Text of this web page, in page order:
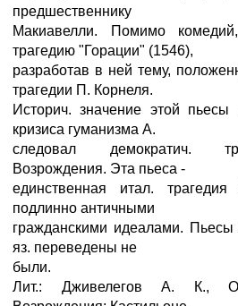
предшественнику
Макиавелли. Помимо
трагедию "Горации" (1546),
разработав в ней тему,
трагедии П. Корнеля.
Историч. значение этой
кризиса гуманизма А.
следовал демократич.
Возрождения. Эта пьеса -
единственная итал.
подлинно античными
гражданскими идеалами.
яз. переведены не
были.
Лит.: Дживелегов А. К.,